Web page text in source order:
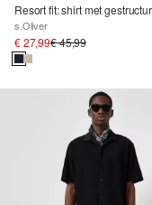
s.Oliver
€ 27,99€ 45,99